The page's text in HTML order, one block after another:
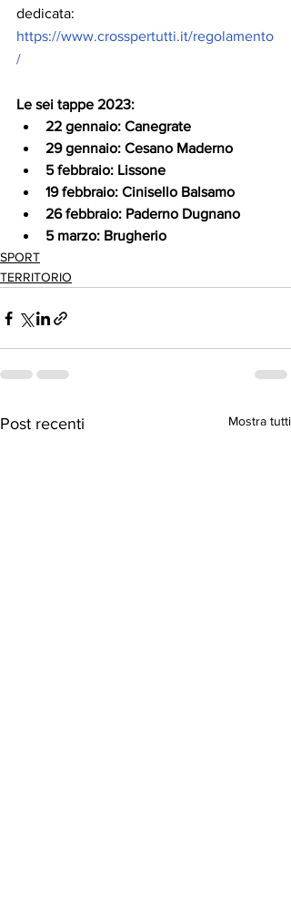
dedicata:
https://www.crosspertutti.it/regolamento
/
Le sei tappe 2023:
22 gennaio: Canegrate
29 gennaio: Cesano Maderno
5 febbraio: Lissone
19 febbraio: Cinisello Balsamo
26 febbraio: Paderno Dugnano
5 marzo: Brugherio
SPORT
TERRITORIO
Post recenti Mostra tutti